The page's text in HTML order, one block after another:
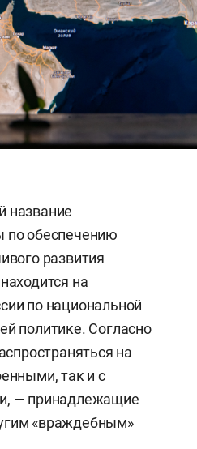
название
по обеспечению
развития
на
по национальной
политике. Согласно
на
так и с
— принадлежащие
«враждебным»